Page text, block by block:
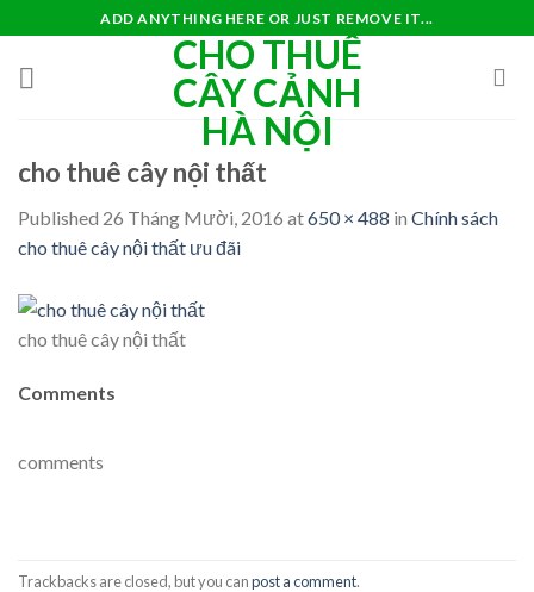
content
ADD ANYTHING HERE OR JUST REMOVE IT...
CHO THUÊ
CÂY CẢNH
HÀ NỘI
cho thuê cây nội thất
Published 26 Tháng Mười, 2016 at650 × 488 in Chính sách
cho thuê cây nội thất ưu đãi
cho thuê cây nội thất
Comments
comments
Trackbacks are closed, but you canpost a comment.